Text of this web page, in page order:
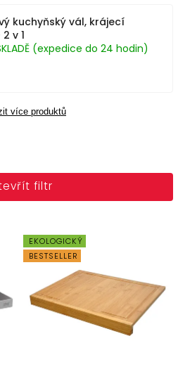
kuchyňský vál, krájecí
v 1
(expedice do 24 hodin)
více produktů
filtr
EKOLOGICKÝ
BESTSELLER